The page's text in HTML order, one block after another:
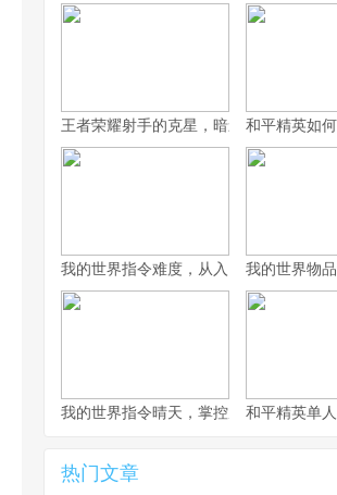
王者荣耀射手的克星，暗影中的致命猎
和平精英如
我的世界指令难度，从入门到精通的奇
我的世界物
我的世界指令晴天，掌控虚拟天象的奥秘
和平精英单
热门文章